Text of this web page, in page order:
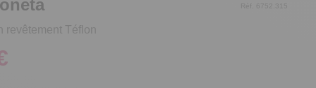
revêtement Téflon
Réf. 6752.315